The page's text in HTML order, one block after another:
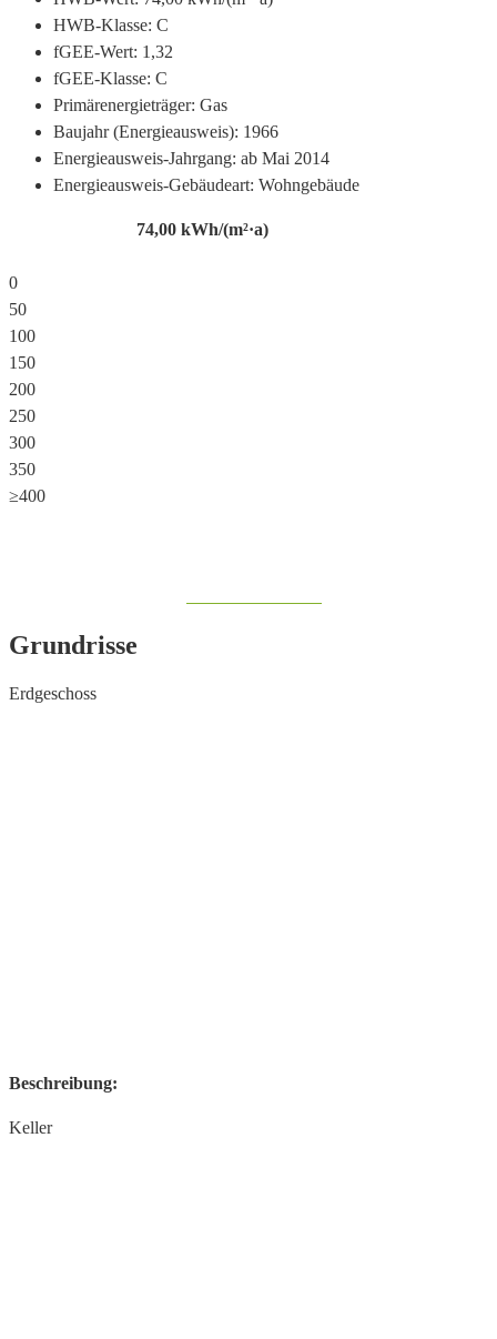
HWB-Klasse: C
fGEE-Wert: 1,32
fGEE-Klasse: C
Primärenergieträger: Gas
Baujahr (Energieausweis): 1966
Energieausweis-Jahrgang: ab Mai 2014
Energieausweis-Gebäudeart: Wohngebäude
74,00 kWh/(m²·a)
0
50
100
150
200
250
300
350
≥400
Grundrisse
Erdgeschoss
Beschreibung:
Keller